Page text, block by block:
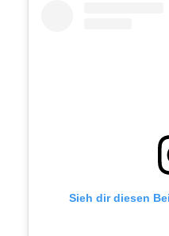
Sieh dir diesen